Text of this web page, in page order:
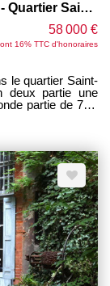
A vendre droit au bail - Boutique - 37m² - Quartier Saint-Etienne
58 000 €
16% TTC d'honoraires
le quartier Saint-